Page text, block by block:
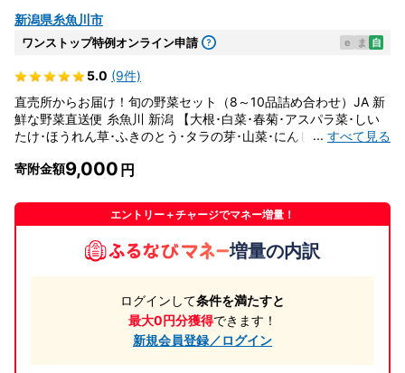
新潟県糸魚川市
ワンストップ特例オンライン申請 e ま 自
5.0 (9件)
直売所からお届け！旬の野菜セット（8～10品詰め合わせ）JA 新
鮮な野菜直送便 糸魚川 新潟 【大根･白菜･春菊･アスパラ菜･しい
たけ･ほうれん草･ふきのとう･タラの芽･山菜･にんじん･イチゴ･ト
ロコシ･なす･生きくらげ･長ネギ･サツマイモ･里芋】
... すべて見る
寄附金額9,000
エントリー＋チャージでマネー増量！
増量の内訳
ログインして条件を満たすと
最大0円分獲得できます！
新規会員登録／ログイン